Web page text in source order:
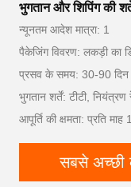
भुगतान और शिपिंग की
न्यूनतम आदेश मात्रा: 1
पैकेजिंग विवरण: लकड़ी का
प्रसव के समय: 30-90 दिन
भुगतान शर्तें: टीटी, नियंत्रण
आपूर्ति की क्षमता: प्रति
सबसे अच्छी